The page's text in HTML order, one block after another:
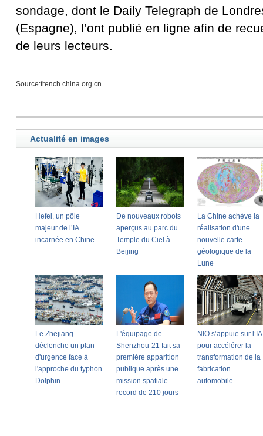
sondage, dont le Daily Telegraph de
(Espagne), l’ont publié en ligne afin de
de leurs lecteurs.
Source:french.china.org.cn